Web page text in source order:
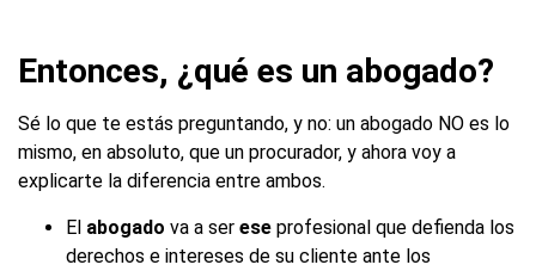
Entonces, ¿qué es un abogado?
Sé lo que te estás preguntando, y no: un abogado NO es lo
mismo, en absoluto, que un procurador, y ahora voy a
explicarte la diferencia entre ambos.
El abogado va a ser ese profesional que defienda los
derechos e intereses de su cliente ante los